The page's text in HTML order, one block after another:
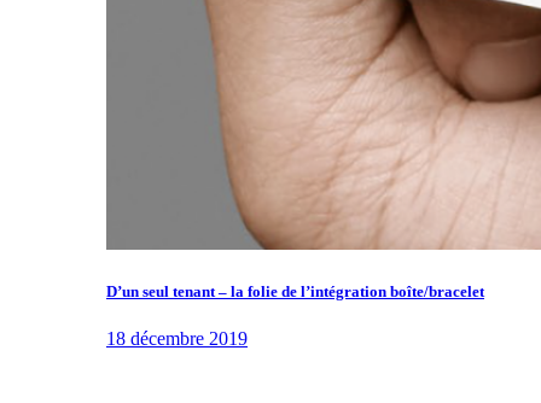
D’un seul tenant – la folie de l’intégration boîte/bracelet
18 décembre 2019